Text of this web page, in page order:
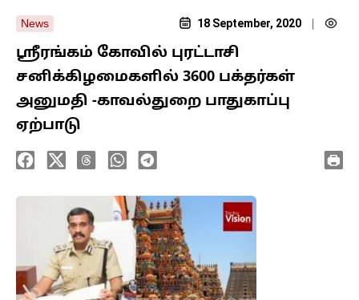
News 18 September, 2020
ஸ்ரீரங்கம் கோவில் புரட்டாசி
சனிக்கிழமைகளில் 3600 பக்தர்கள்
அனுமதி -காவல்துறை பாதுகாப்பு
ஏற்பாடு